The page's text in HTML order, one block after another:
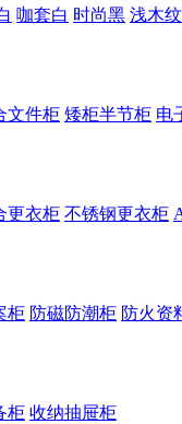
咖套白 时尚黑 浅木纹
文件柜 矮柜半节柜 电
更衣柜 不锈钢更衣柜
柜 防磁防潮柜 防火资
柜 收纳抽屉柜